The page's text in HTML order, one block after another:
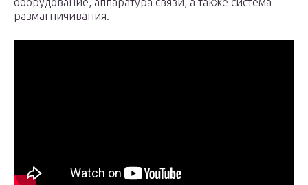
размагничивания.